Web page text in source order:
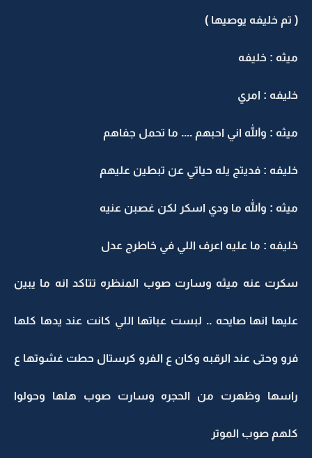
( تم خليفه يوصيها )
ميثه : خليفه
خليفه : امري
ميثه : والله اني احبهم .... ما تحمل جفاهم
خليفه : فديتج يله حياتي عن تبطين عليهم
ميثه : والله ما ودي اسكر لكن غصبن عنيه
خليفه : ما عليه اعرف اللي في خاطرج عدل
سكرت عنه ميثه وسارت صوب المنظره تتاكد انه ما يبين
عليها انها صايحه .. لبست عباتها اللي كانت عند يدها كلها
فرو وحتى عند الرقبه وكان ع الفرو كرستال حطت غشوتها ع
راسها وظهرت من الحجره وسارت صوب هلها وحولوا
كلهم صوب الموتر